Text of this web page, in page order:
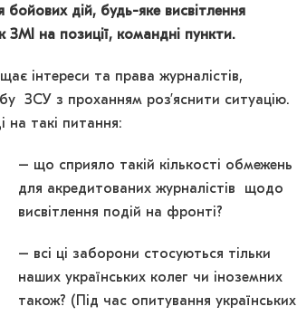
дій, будь-яке висвітлення
ЗМІ на позиції, командні пункти.
інтереси та права журналістів,
ЗСУ з проханням роз’яснити ситуацію.
на такі питання:
– що сприяло такій кількості обмежень
для акредитованих журналістів щодо
висвітлення подій на фронті?
– всі ці заборони стосуються тільки
наших українських колег чи іноземних
також? (Під час опитування українських